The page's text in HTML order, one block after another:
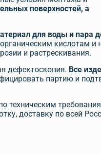
поверхностей, а
для воды и пара
кислотам и
и растрескивания.
дефектоскопия. Все
партию и
техническим
доставку по всей